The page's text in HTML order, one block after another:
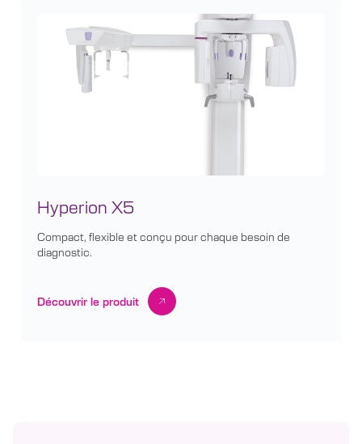
Hyperion X5
Compact, flexible et conçu pour chaque besoin de
diagnostic.
Découvrir le produit